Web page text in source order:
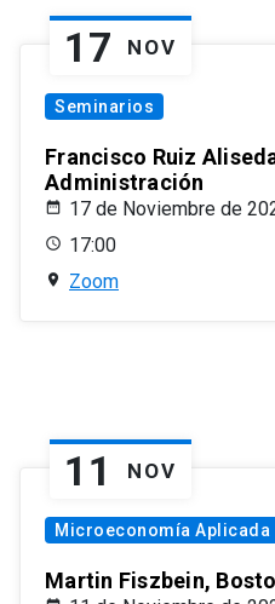
17 NOV
Seminarios
Francisco Ruiz
Administración
17 de Noviembre de
17:00
Zoom
11 NOV
Microeconomía Aplicada
Martin Fiszbein,